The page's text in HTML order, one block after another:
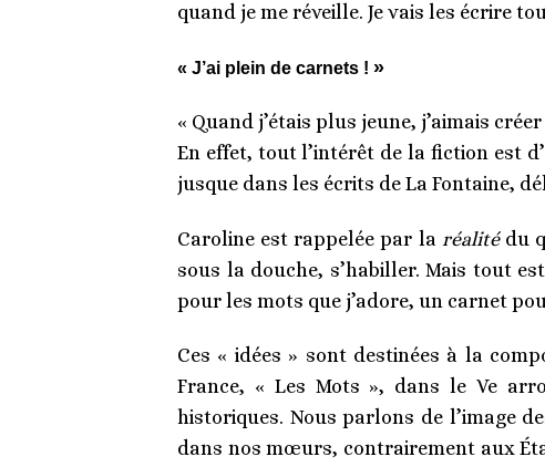
quand je me réveille. Je vais les écrire
« J’ai plein de carnets ! »
« Quand j’étais plus jeune, j’aimais
En effet, tout l’intérêt de la fiction est d’
jusque dans les écrits de La Fontaine,
Caroline est rappelée par la réalité du
sous la douche, s’habiller. Mais tout
pour les mots que j’adore, un carnet
Ces « idées » sont destinées à la
France, « Les Mots », dans le Ve
historiques. Nous parlons de l’image
dans nos mœurs, contrairement aux